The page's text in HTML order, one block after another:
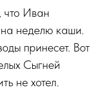
что Иван
неделю каши.
принесет. Вот
Сыгней
не хотел.